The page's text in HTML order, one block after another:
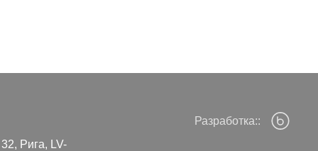
Рига, LV-
Разработка::